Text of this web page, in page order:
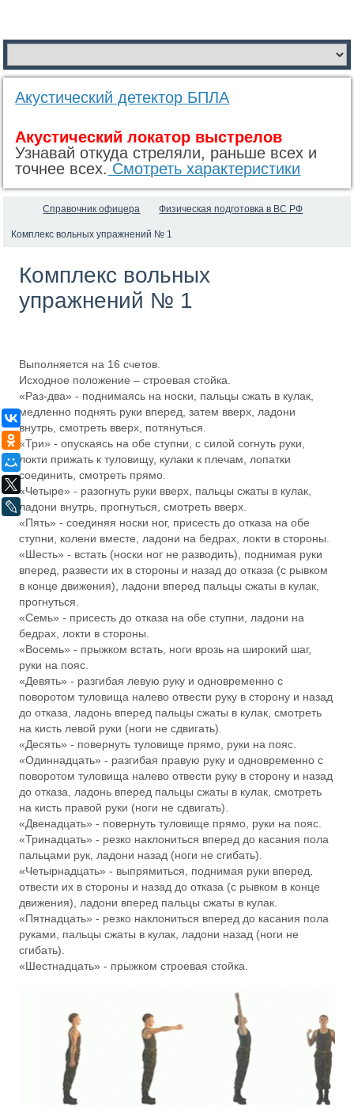
ВКонтакте
Одноклассники
Мой Мир
LiveJournal
Акустический детектор БПЛА
Акустический локатор выстрелов
Узнавай откуда стреляли, раньше всех и
точнее всех. Смотреть характеристики
Справочник офицера Физическая подготовка в ВС РФ
Комплекс вольных упражнений № 1
Комплекс вольных
упражнений № 1
Выполняется на 16 счетов.
Исходное положение – строевая стойка.
«Раз-два» - поднимаясь на носки, пальцы сжать в кулак,
медленно поднять руки вперед, затем вверх, ладони
внутрь, смотреть вверх, потянуться.
«Три» - опускаясь на обе ступни, с силой согнуть руки,
локти прижать к туловищу, кулаки к плечам, лопатки
соединить, смотреть прямо.
«Четыре» - разогнуть руки вверх, пальцы сжаты в кулак,
ладони внутрь, прогнуться, смотреть вверх.
«Пять» - соединяя носки ног, присесть до отказа на обе
ступни, колени вместе, ладони на бедрах, локти в стороны.
«Шесть» - встать (носки ног не разводить), поднимая руки
вперед, развести их в стороны и назад до отказа (с рывком
в конце движения), ладони вперед пальцы сжаты в кулак,
прогнуться.
«Семь» - присесть до отказа на обе ступни, ладони на
бедрах, локти в стороны.
«Восемь» - прыжком встать, ноги врозь на широкий шаг,
руки на пояс.
«Девять» - разгибая левую руку и одновременно с
поворотом туловища налево отвести руку в сторону и назад
до отказа, ладонь вперед пальцы сжаты в кулак, смотреть
на кисть левой руки (ноги не сдвигать).
«Десять» - повернуть туловище прямо, руки на пояс.
«Одиннадцать» - разгибая правую руку и одновременно с
поворотом туловища налево отвести руку в сторону и назад
до отказа, ладонь вперед пальцы сжаты в кулак, смотреть
на кисть правой руки (ноги не сдвигать).
«Двенадцать» - повернуть туловище прямо, руки на пояс.
«Тринадцать» - резко наклониться вперед до касания пола
пальцами рук, ладони назад (ноги не сгибать).
«Четырнадцать» - выпрямиться, поднимая руки вперед,
отвести их в стороны и назад до отказа (с рывком в конце
движения), ладони вперед пальцы сжаты в кулак.
«Пятнадцать» - резко наклониться вперед до касания пола
руками, пальцы сжаты в кулак, ладони назад (ноги не
сгибать).
«Шестнадцать» - прыжком строевая стойка.